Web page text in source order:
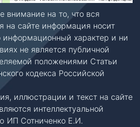
на то, что вся
на сайте информация носит
информационный характер и ни
не является публичной
положениями Статьи
кодекса Российской
иллюстрации и текст на сайте
интеллектуальной
ИП Сотниченко Е.И.